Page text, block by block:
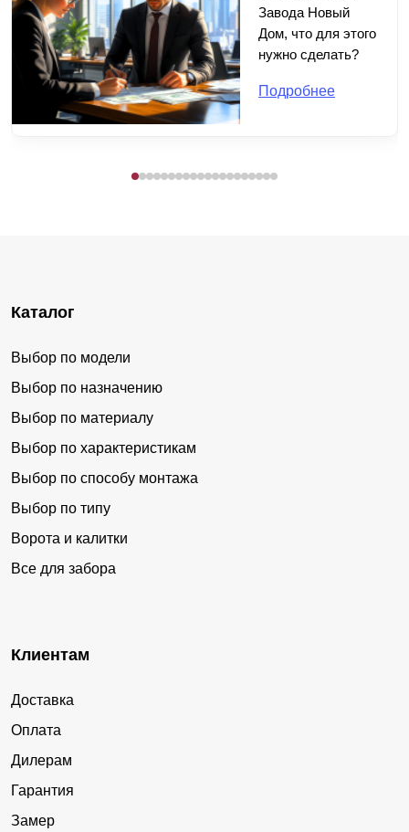
Завода Новый
Дом, что для этого
нужно сделать?
Подробнее
Каталог
Выбор по модели
Выбор по назначению
Выбор по материалу
Выбор по характеристикам
Выбор по способу монтажа
Выбор по типу
Ворота и калитки
Все для забора
Клиентам
Доставка
Оплата
Дилерам
Гарантия
Замер